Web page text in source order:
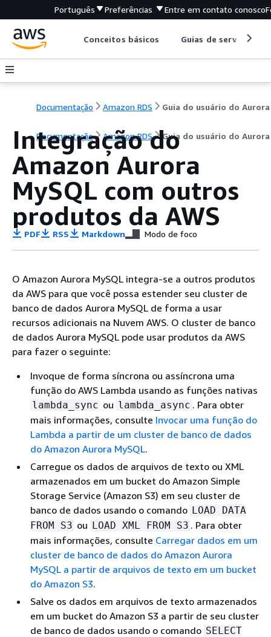
Português Preferências Entre em contato conosco
Conceitos básicos Guias de serviço
Documentação Amazon RDS Guia do usuário do Aurora
Documentação Amazon RDS Guia do usuário do Aurora
Integração do
Amazon Aurora
MySQL com outros
produtos da AWS
PDF RSS Markdown Modo de foco
O Amazon Aurora MySQL integra-se a outros produtos
da AWS para que você possa estender seu cluster de
banco de dados Aurora MySQL de forma a usar
recursos adicionais na Nuvem AWS. O cluster de banco
de dados Aurora MySQL pode usar produtos da AWS
para fazer o seguinte:
Invoque de forma síncrona ou assíncrona uma
função do AWS Lambda usando as funções nativas
lambda_sync ou lambda_async . Para obter
mais informações, consulte Invocar uma função do
Lambda a partir de um cluster de banco de dados
do Amazon Aurora MySQL.
Carregue os dados de arquivos de texto ou XML
armazenados em um bucket do Amazon Simple
Storage Service (Amazon S3) em seu cluster de
banco de dados usando o comando LOAD DATA
FROM S3 ou LOAD XML FROM S3 . Para obter
mais informações, consulte Carregar dados em um
cluster de banco de dados do Amazon Aurora
MySQL a partir de arquivos de texto em um bucket
do Amazon S3.
Salve os dados em arquivos de texto armazenados
em um bucket do Amazon S3 a partir de seu cluster
de banco de dados usando o comando SELECT